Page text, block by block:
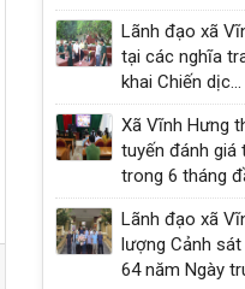
Lãnh đạo xã
tại các nghĩa
khai Chiến dịc...
Xã Vĩnh Hưng
tuyến đánh giá
trong 6 tháng
Lãnh đạo xã
lượng Cảnh sát
64 năm Ngày
Hướng dẫn tích hợp thẻ